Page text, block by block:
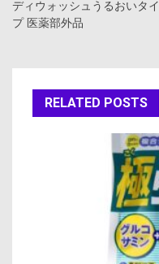
ナ
ゲ
ー
ディウォッシュうるおいタイ
プ 医薬部外品
RELATED POSTS